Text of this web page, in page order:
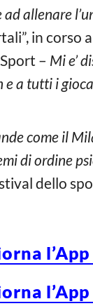
allenare
in corso
– Mi e’
e a tutti i
come il
di ordine
dello